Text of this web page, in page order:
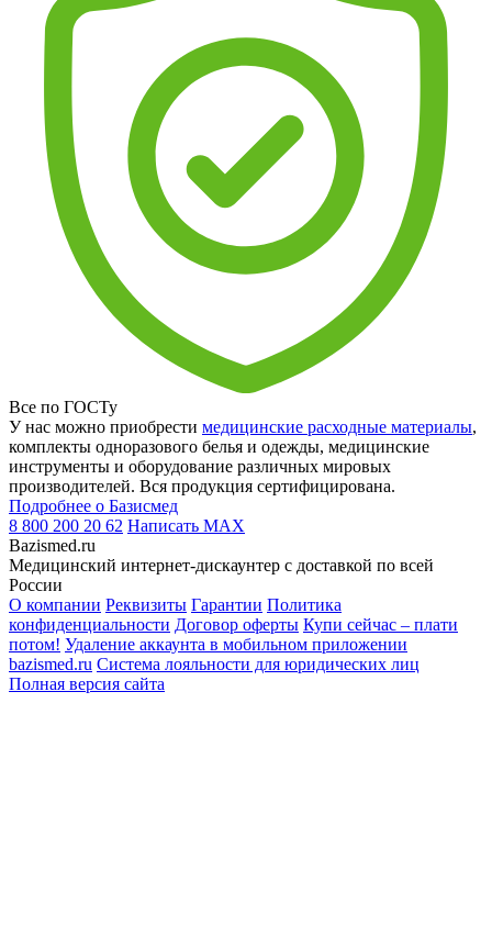
Все по ГОСТу
У нас можно приобрести медицинские расходные материалы,
комплекты одноразового белья и одежды, медицинские
инструменты и оборудование различных мировых
производителей. Вся продукция сертифицирована.
Подробнее о Базисмед
8 800 200 20 62 Написать MAX
Bazismed.ru
Медицинский интернет-дискаунтер с доставкой по всей
России
О компании Реквизиты Гарантии Политика
конфиденциальности Договор оферты Купи сейчас – плати
потом! Удаление аккаунта в мобильном приложении
bazismed.ru Система лояльности для юридических лиц
Полная версия сайта